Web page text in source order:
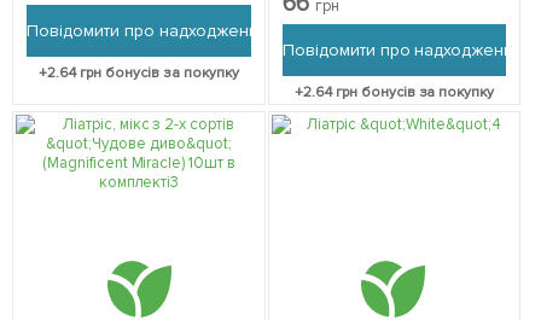
Повідомити про надходження
+2.64грн бонусів за покупку
грн
Повідомити про надходження
+2.64грн бонусів за покупку